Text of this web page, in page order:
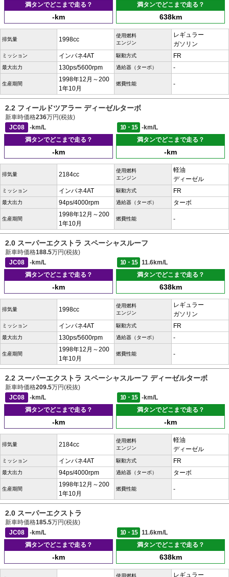
満タンでどこまで走る？
-km
満タンでどこまで走る？
638km
排気量 1998cc
使用燃料
エンジン
レギュラー
ガソリン
ミッション インパネ4AT 駆動方式 FR
最大出力 130ps/5600rpm 過給器（ターボ） -
生産期間
1998年12月～200
1年10月
燃費性能 -
2.2 フィールドツアラー ディーゼルターボ
新車時価格236万円(税抜)
JC08
-km/L 10・15
-km/L
満タンでどこまで走る？
-km
満タンでどこまで走る？
-km
排気量 2184cc
使用燃料
エンジン
軽油
ディーゼル
ミッション インパネ4AT 駆動方式 FR
最大出力 94ps/4000rpm 過給器（ターボ） ターボ
生産期間
1998年12月～200
1年10月
燃費性能 -
2.0 スーパーエクストラ スペーシャスルーフ
新車時価格188.5万円(税抜)
JC08
-km/L 10・15
11.6km/L
満タンでどこまで走る？
-km
満タンでどこまで走る？
638km
排気量 1998cc
使用燃料
エンジン
レギュラー
ガソリン
ミッション インパネ4AT 駆動方式 FR
最大出力 130ps/5600rpm 過給器（ターボ） -
生産期間
1998年12月～200
1年10月
燃費性能 -
2.2 スーパーエクストラ スペーシャスルーフ ディーゼルターボ
新車時価格209.5万円(税抜)
JC08
-km/L 10・15
-km/L
満タンでどこまで走る？
-km
満タンでどこまで走る？
-km
排気量 2184cc
使用燃料
エンジン
軽油
ディーゼル
ミッション インパネ4AT 駆動方式 FR
最大出力 94ps/4000rpm 過給器（ターボ） ターボ
生産期間
1998年12月～200
1年10月
燃費性能 -
2.0 スーパーエクストラ
新車時価格185.5万円(税抜)
JC08
-km/L 10・15
11.6km/L
満タンでどこまで走る？
-km
満タンでどこまで走る？
638km
使用燃料 レギュラー